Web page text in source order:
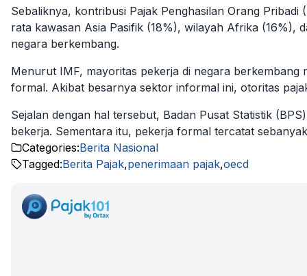
Sebaliknya, kontribusi Pajak Penghasilan Orang
rata kawasan Asia Pasifik (18%), wilayah Afrika (16%),
negara berkembang.
Menurut IMF, mayoritas pekerja di negara
formal. Akibat besarnya sektor informal ini, otoritas
Sejalan dengan hal tersebut, Badan Pusat Statistik
bekerja. Sementara itu, pekerja formal tercatat
Categories:Berita Nasional
Tagged:Berita Pajak,penerimaan pajak,oecd